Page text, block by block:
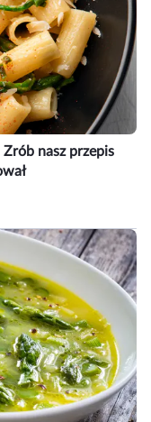
nasz przepis